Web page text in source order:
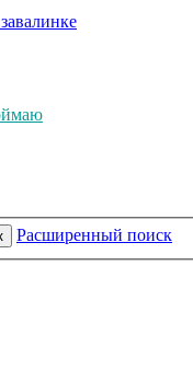
Расширенный поиск